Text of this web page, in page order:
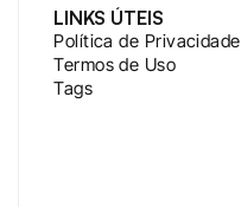
LINKS ÚTEIS
Política de Privacidade
Termos de Uso
Tags